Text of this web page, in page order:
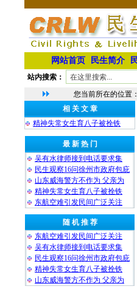
网站首页 民生简介
站内搜索：
您当前所在的位置：
相 关 文 章
精神失常女生育八子被拴铁
最 新 热 门
吴有水律师接到电话要求集
民生观察16问徐州市政府包庇
山东威海警方不作为 父亲为
精神失常女生育八子被拴铁
东航空难引发民间广泛关注
随 机 推 荐
东航空难引发民间广泛关注
吴有水律师接到电话要求集
民生观察16问徐州市政府包庇
精神失常女生育八子被拴铁
山东威海警方不作为 父亲为